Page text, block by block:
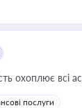
охоплює всі
послуги